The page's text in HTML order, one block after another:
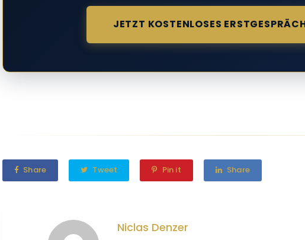
JETZT KOSTENLOSES
Share Tweet Pin it Share
Niclas Denzer